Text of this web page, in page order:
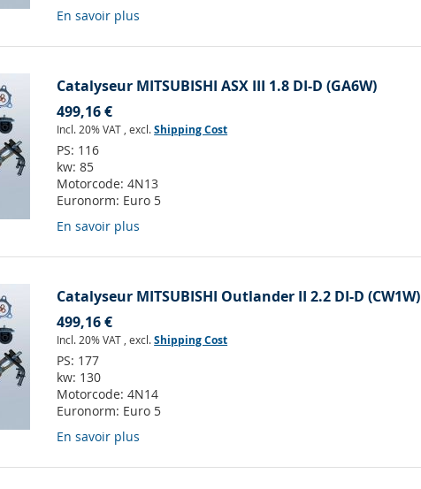
En savoir plus
Catalyseur MITSUBISHI ASX III 1.8 DI-D (GA6W)
499,16 €
Incl. 20% VAT ,excl.Shipping Cost
PS: 116
kw:85
Motorcode:4N13
Euronorm: Euro 5
En savoir plus
Catalyseur MITSUBISHI Outlander II 2.2 DI-D (CW1W)
499,16 €
Incl. 20% VAT ,excl.Shipping Cost
PS: 177
kw: 130
Motorcode:4N14
Euronorm: Euro 5
En savoir plus